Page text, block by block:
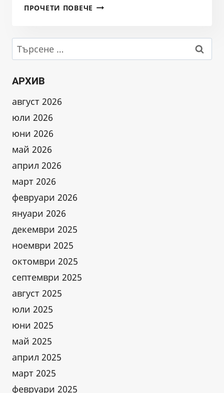
ПРОЧЕТИ ПОВЕЧЕ ПОДПОМАГАНЕ
ПО
„СВОБОДНИ
Търсене
за:
АРХИВ
август 2026
юли 2026
юни 2026
май 2026
април 2026
март 2026
февруари 2026
януари 2026
декември 2025
ноември 2025
октомври 2025
септември 2025
август 2025
юли 2025
юни 2025
май 2025
април 2025
март 2025
февруари 2025